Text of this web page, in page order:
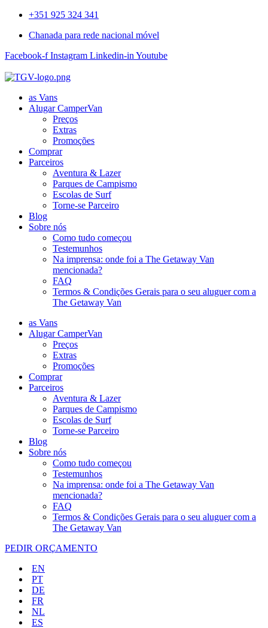
+351 925 324 341
Chanada para rede nacional móvel
Facebook-f Instagram Linkedin-in Youtube
as Vans
Alugar CamperVan
Preços
Extras
Promoções
Comprar
Parceiros
Aventura & Lazer
Parques de Campismo
Escolas de Surf
Torne-se Parceiro
Blog
Sobre nós
Como tudo começou
Testemunhos
Na imprensa: onde foi a The Getaway Van
mencionada?
FAQ
Termos & Condições Gerais para o seu aluguer com a
The Getaway Van
as Vans
Alugar CamperVan
Preços
Extras
Promoções
Comprar
Parceiros
Aventura & Lazer
Parques de Campismo
Escolas de Surf
Torne-se Parceiro
Blog
Sobre nós
Como tudo começou
Testemunhos
Na imprensa: onde foi a The Getaway Van
mencionada?
FAQ
Termos & Condições Gerais para o seu aluguer com a
The Getaway Van
PEDIR ORÇAMENTO
EN
PT
DE
FR
NL
ES